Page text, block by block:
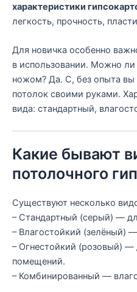
характеристики
легкость, прочность,
Для новичка особенно
в использовании. Можно
ножом? Да. С, без опыта
потолок своими руками.
вида: стандартный,
Какие бывают
потолочного
Существуют несколько
– Стандартный (серый) —
– Влагостойкий (зелёный)
– Огнестойкий (розовый) —
помещений.
– Комбинированный —